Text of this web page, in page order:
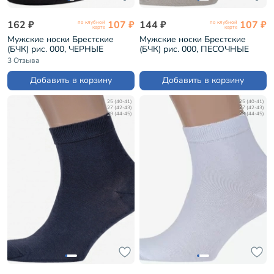
162 ₽ по клубной
карте 107 ₽
Мужские носки Брестские
(БЧК) рис. 000, ЧЕРНЫЕ
(14С2124)
3 Отзыва
Добавить в корзину
144 ₽ по клубной
карте 107 ₽
Мужские носки Брестские
(БЧК) рис. 000, ПЕСОЧНЫЕ
Добавить в корзину
25 (40-41)
27 (42-43)
29 (44-45)
25 (40-41)
27 (42-43)
29 (44-45)